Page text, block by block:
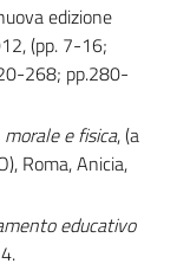
edizione
(pp. 7-16;
268; pp.280-
e fisica, (a
Roma, Anicia,
educativo